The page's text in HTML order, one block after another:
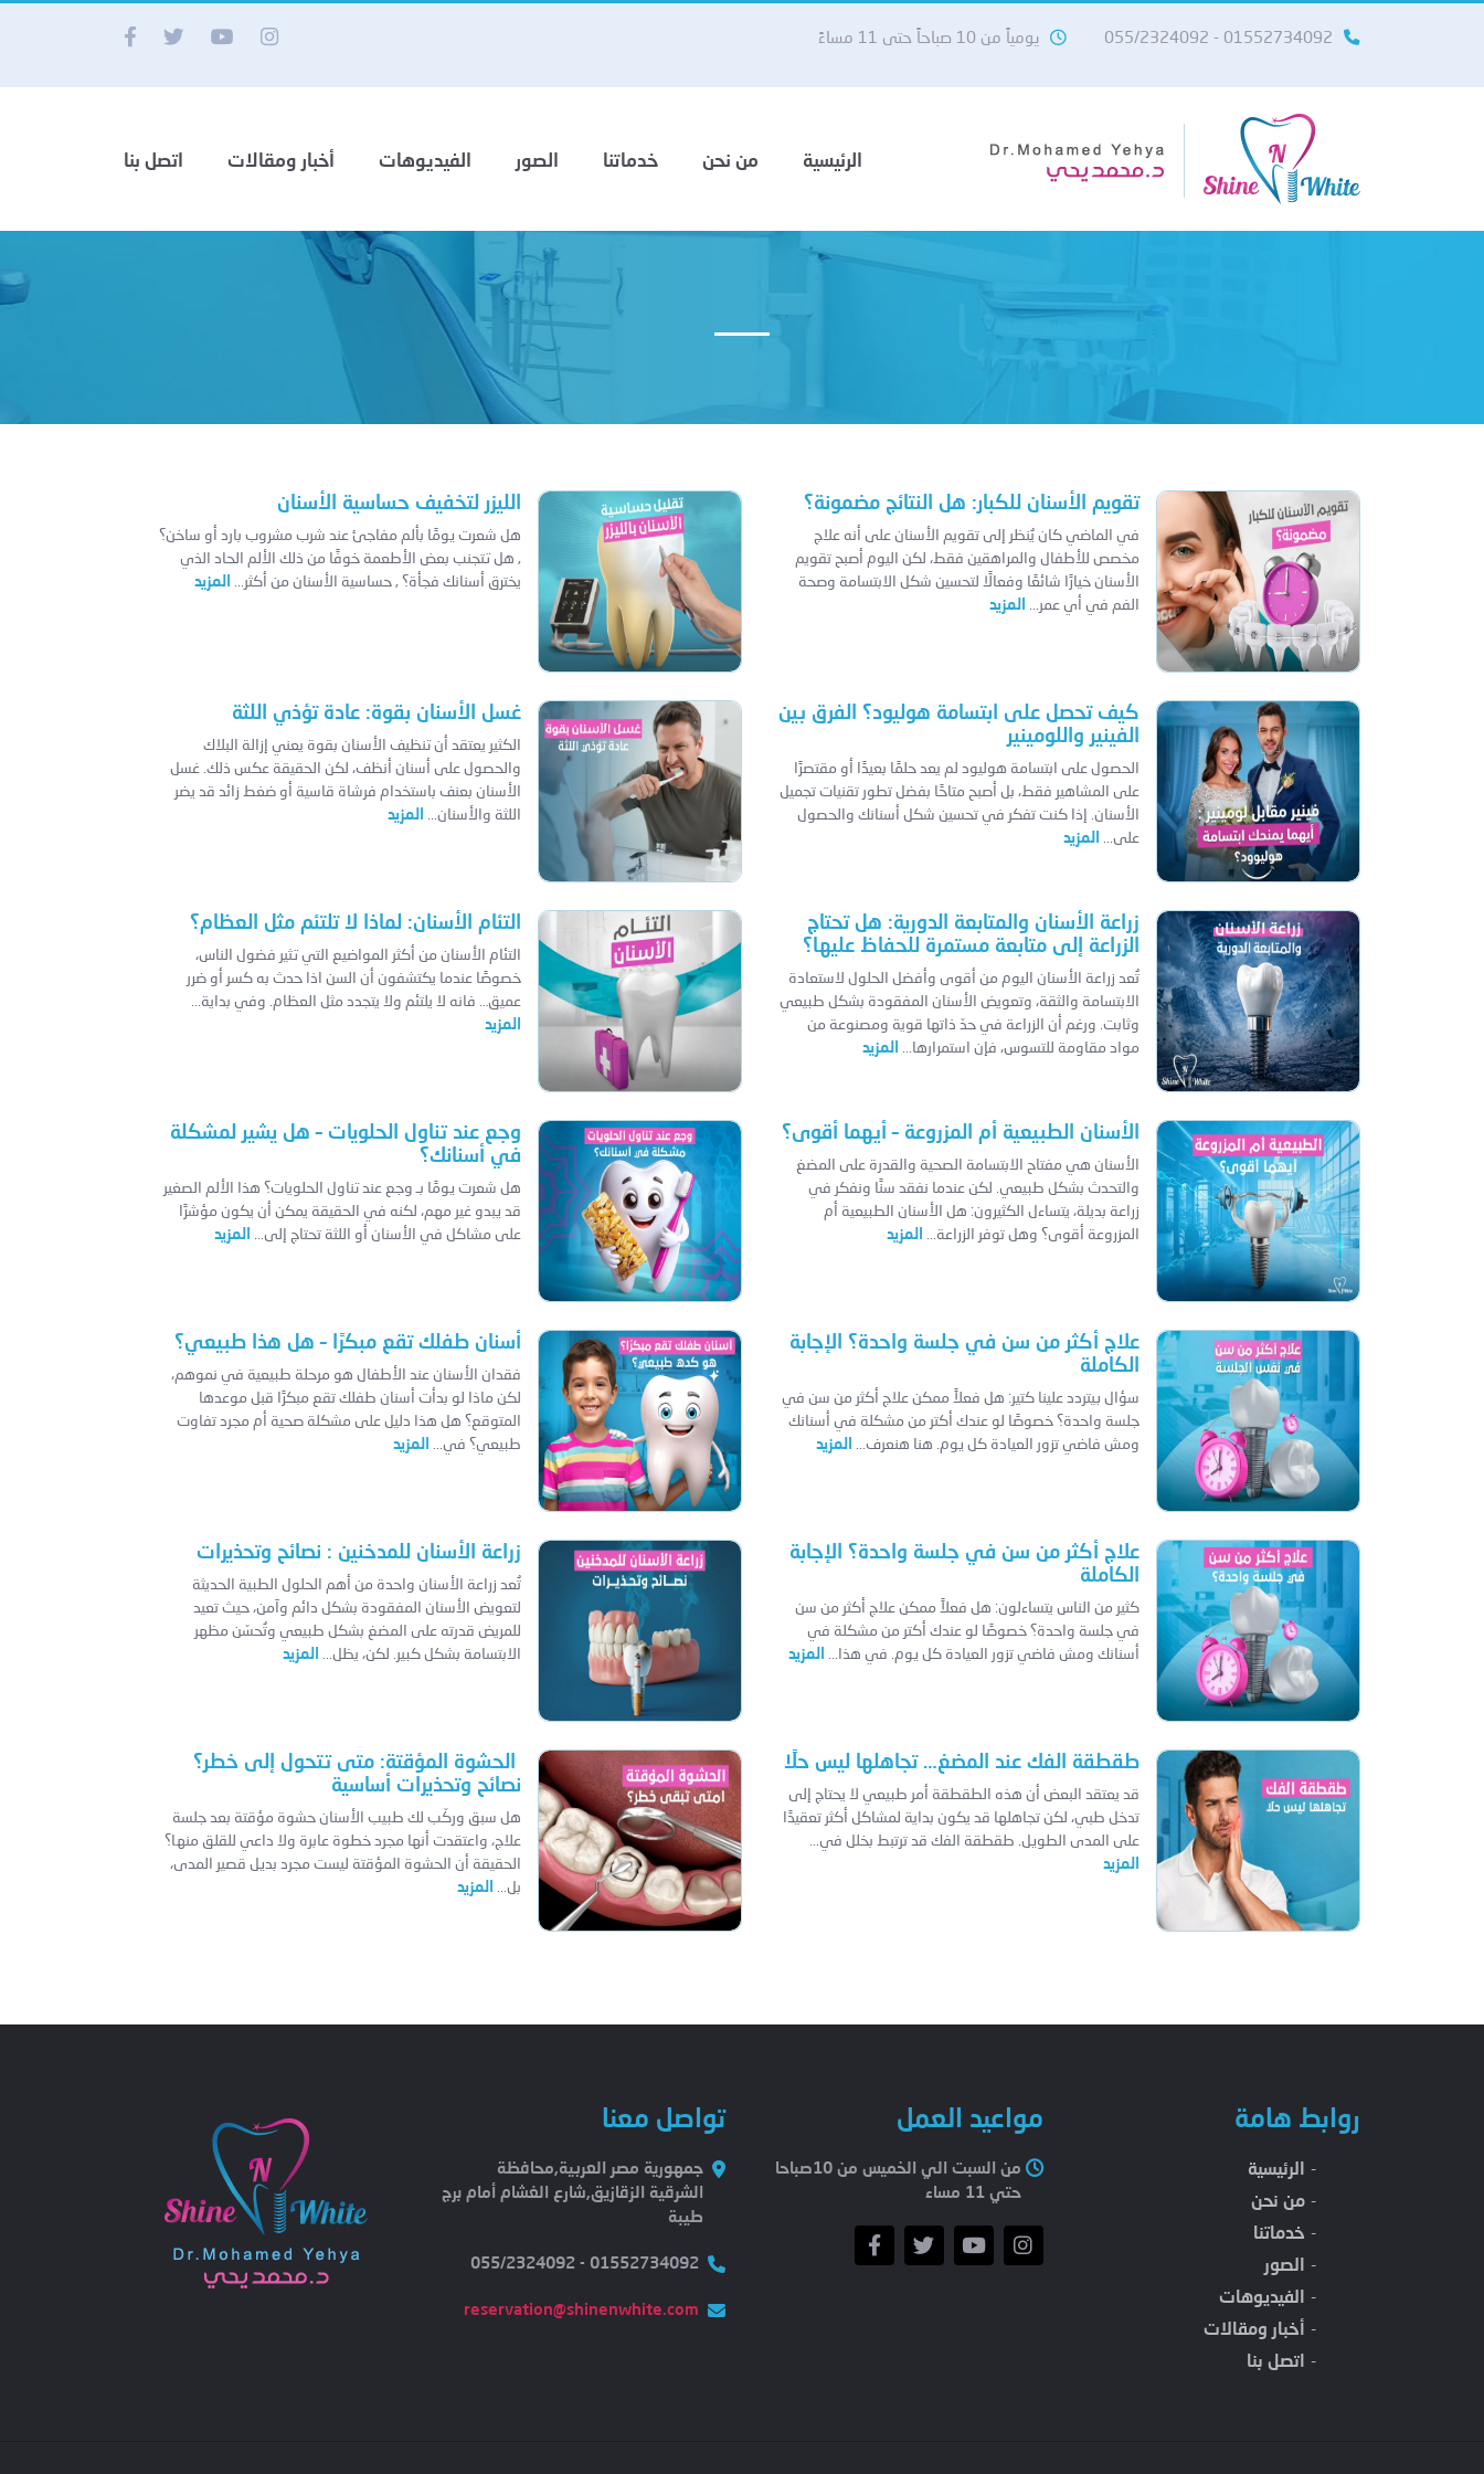
01552734092 - 055/2324092 يومياً من 10 صباحاً حتى 11 مساءً
الرئيسية من نحن خدماتنا الصور الفيديوهات أخبار ومقالات اتصل بنا
تقويم الأسنان للكبار: هل النتائج مضمونة؟
في الماضي كان يُنظر إلى تقويم الأسنان على أنه علاج
مخصص للأطفال والمراهقين فقط، لكن اليوم أصبح تقويم
الأسنان خيارًا شائعًا وفعالًا لتحسين شكل الابتسامة وصحة
الفم في أي عمر... المزيد
الليزر لتخفيف حساسية الأسنان
هل شعرت يومًا بألم مفاجئ عند شرب مشروب بارد أو ساخن؟
, هل تتجنب بعض الأطعمة خوفًا من ذلك الألم الحاد الذي
يخترق أسنانك فجأة؟ , حساسية الأسنان من أكثر... المزيد
كيف تحصل على ابتسامة هوليود؟ الفرق بين
الفينير واللومينير
الحصول على ابتسامة هوليود لم يعد حلمًا بعيدًا أو مقتصرًا
على المشاهير فقط، بل أصبح متاحًا بفضل تطور تقنيات تجميل
الأسنان. إذا كنت تفكر في تحسين شكل أسنانك والحصول
على... المزيد
غسل الأسنان بقوة: عادة تؤذي اللثة
الكثير يعتقد أن تنظيف الأسنان بقوة يعني إزالة البلاك
والحصول على أسنان أنظف، لكن الحقيقة عكس ذلك. غسل
الأسنان بعنف باستخدام فرشاة قاسية أو ضغط زائد قد يضر
اللثة والأسنان... المزيد
زراعة الأسنان والمتابعة الدورية: هل تحتاج
الزراعة إلى متابعة مستمرة للحفاظ عليها؟
تُعد زراعة الأسنان اليوم من أقوى وأفضل الحلول لاستعادة
الابتسامة والثقة، وتعويض الأسنان المفقودة بشكل طبيعي
وثابت. ورغم أن الزراعة في حدّ ذاتها قوية ومصنوعة من
مواد مقاومة للتسوس، فإن استمرارها... المزيد
التئام الأسنان: لماذا لا تلتئم مثل العظام؟
التئام الأسنان من أكثر المواضيع التي تثير فضول الناس،
خصوصًا عندما يكتشفون أن السن اذا حدث به كسر أو ضرر
عميق… فانه لا يلتئم ولا يتجدد مثل العظام. وفي بداية...
المزيد
الأسنان الطبيعية أم المزروعة – أيهما أقوى؟
الأسنان هي مفتاح الابتسامة الصحية والقدرة على المضغ
والتحدث بشكل طبيعي. لكن عندما نفقد سنًا ونفكر في
زراعة بديلة، يتساءل الكثيرون: هل الأسنان الطبيعية أم
المزروعة أقوى؟ وهل توفر الزراعة... المزيد
وجع عند تناول الحلويات – هل يشير لمشكلة
في أسنانك؟
هل شعرت يومًا بـ وجع عند تناول الحلويات؟ هذا الألم الصغير
قد يبدو غير مهم، لكنه في الحقيقة يمكن أن يكون مؤشرًا
على مشاكل في الأسنان أو اللثة تحتاج إلى... المزيد
علاج أكثر من سن في جلسة واحدة؟ الإجابة
الكاملة
سؤال بيتردد علينا كتير: هل فعلاً ممكن علاج أكثر من سن في
جلسة واحدة؟ خصوصًا لو عندك أكتر من مشكلة في أسنانك
ومش فاضي تزور العيادة كل يوم. هنا هنعرف... المزيد
أسنان طفلك تقع مبكرًا – هل هذا طبيعي؟
فقدان الأسنان عند الأطفال هو مرحلة طبيعية في نموهم،
لكن ماذا لو بدأت أسنان طفلك تقع مبكرًا قبل موعدها
المتوقع؟ هل هذا دليل على مشكلة صحية أم مجرد تفاوت
طبيعي؟ في... المزيد
علاج أكثر من سن في جلسة واحدة؟ الإجابة
الكاملة
كثير من الناس يتساءلون: هل فعلاً ممكن علاج أكثر من سن
في جلسة واحدة؟ خصوصًا لو عندك أكتر من مشكلة في
أسنانك ومش فاضي تزور العيادة كل يوم. في هذا... المزيد
زراعة الأسنان للمدخنين : نصائح وتحذيرات
تُعد زراعة الأسنان واحدة من أهم الحلول الطبية الحديثة
لتعويض الأسنان المفقودة بشكل دائم وآمن، حيث تعيد
للمريض قدرته على المضغ بشكل طبيعي وتُحسّن مظهر
الابتسامة بشكل كبير. لكن، يظل... المزيد
طقطقة الفك عند المضغ… تجاهلها ليس حلًا
قد يعتقد البعض أن هذه الطقطقة أمر طبيعي لا يحتاج إلى
تدخل طبي، لكن تجاهلها قد يكون بداية لمشاكل أكثر تعقيدًا
على المدى الطويل. طقطقة الفك قد ترتبط بخلل في...
المزيد
الحشوة المؤقتة: متى تتحول إلى خطر؟
نصائح وتحذيرات أساسية
هل سبق وركّب لك طبيب الأسنان حشوة مؤقتة بعد جلسة
علاج، واعتقدت أنها مجرد خطوة عابرة ولا داعي للقلق منها؟
الحقيقة أن الحشوة المؤقتة ليست مجرد بديل قصير المدى،
بل... المزيد
روابط هامة
الرئيسية
من نحن
خدماتنا
الصور
الفيديوهات
أخبار ومقالات
اتصل بنا
مواعيد العمل
من السبت الي الخميس من 10صباحا
حتي 11 مساء
تواصل معنا
جمهورية مصر العربية,محافظة
الشرقية الزقازيق,شارع الغشام أمام برج
طيبة
01552734092 - 055/2324092
reservation@shinenwhite.com